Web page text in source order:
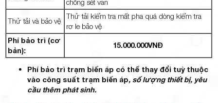
chống sét van
Thử tải và bảo vệ
Thử tải kiểm tra mất pha quá dòng kiểm tra
rơ le bảo vệ
Phí bảo trì (cơ
bản):
15.000.000VNĐ
Phí bảo trì trạm biến áp có thể thay đổi tuỳ thuộc
vào công suất trạm biến áp, số lượng thiết bị, yêu
cầu thêm phát sinh.